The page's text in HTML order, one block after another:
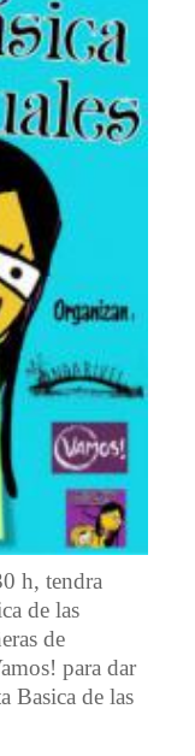
h, tendra
de las
de
para dar
Basica de las